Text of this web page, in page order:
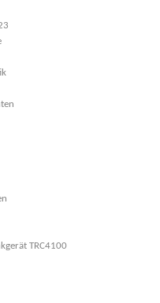
TRC4100